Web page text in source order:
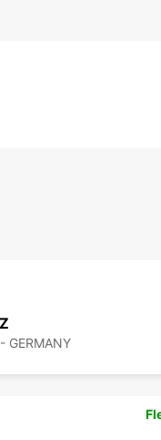
GERMANY